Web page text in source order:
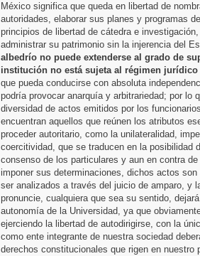
México significa que queda en libertad de
autoridades, elaborar sus planes y programas
principios de libertad de cátedra e
administrar su patrimonio sin la injerencia del
albedrío no puede extenderse al grado de
institución no está sujeta al régimen
que pueda conducirse con absoluta
podría provocar anarquía y arbitrariedad; por lo
diversidad de actos emitidos por los
encuentran aquellos que reúnen los atributos
proceder autoritario, como la unilateralidad,
coercitividad, que se traducen en la posibilidad
consenso de los particulares y aun en contra
imponer sus determinaciones, dichos actos
ser analizados a través del juicio de amparo, y
pronuncie, cualquiera que sea su sentido,
autonomía de la Universidad, ya que
ejerciendo la libertad de autodirigirse, con la
como ente integrante de nuestra sociedad
derechos constitucionales que rigen en nuestro